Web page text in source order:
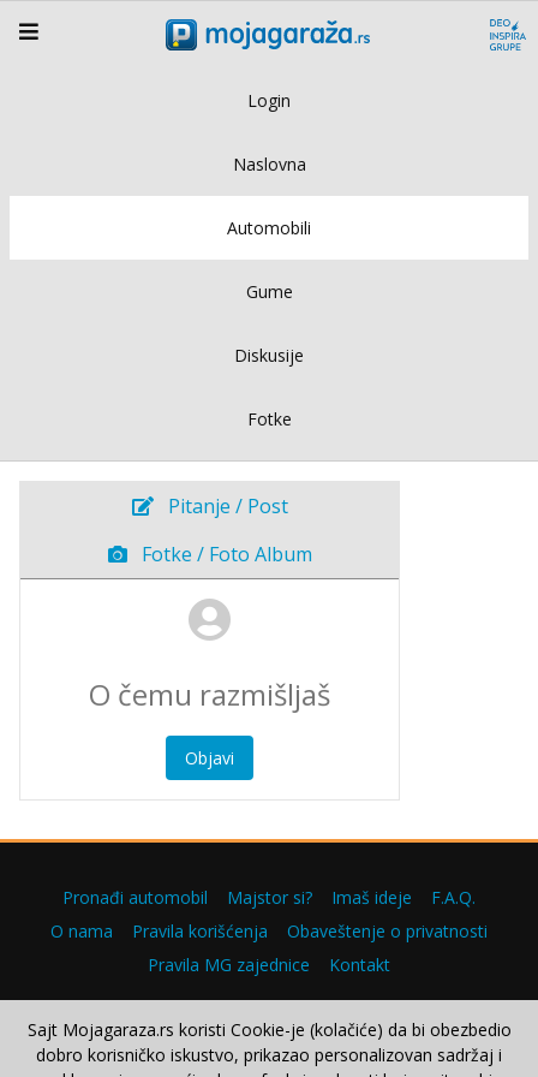
Login
Naslovna
Automobili
Gume
Diskusije
Fotke
Pitanje / Post
Fotke / Foto Album
Objavi
Pronađi automobil Majstor si? Imaš ideje
F.A.Q.
O nama
Pravila korišćenja
Obaveštenje o privatnosti
Pravila MG zajednice
Kontakt
Copyright © 2000–2026.
Sajt Mojagaraza.rs koristi Cookie-je (kolačiće) da bi obezbedio
dobro korisničko iskustvo, prikazao personalizovan sadržaj i